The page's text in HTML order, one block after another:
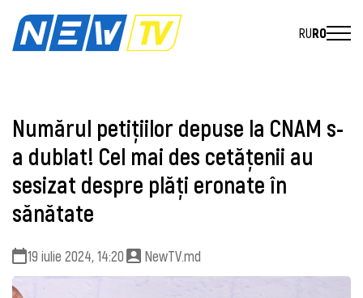
RURO
Numărul petițiilor depuse la CNAM s-
a dublat! Cel mai des cetățenii au
sesizat despre plăți eronate în
sănătate
19 iulie 2024, 14:20 NewTV.md